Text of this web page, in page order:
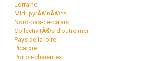
Lorraine
Midi-pyrÃ©nÃ©es
Nord-pas-de-calais
CollectivitÃ©s d'outre-mer
Pays de la loire
Picardie
Poitou-charentes